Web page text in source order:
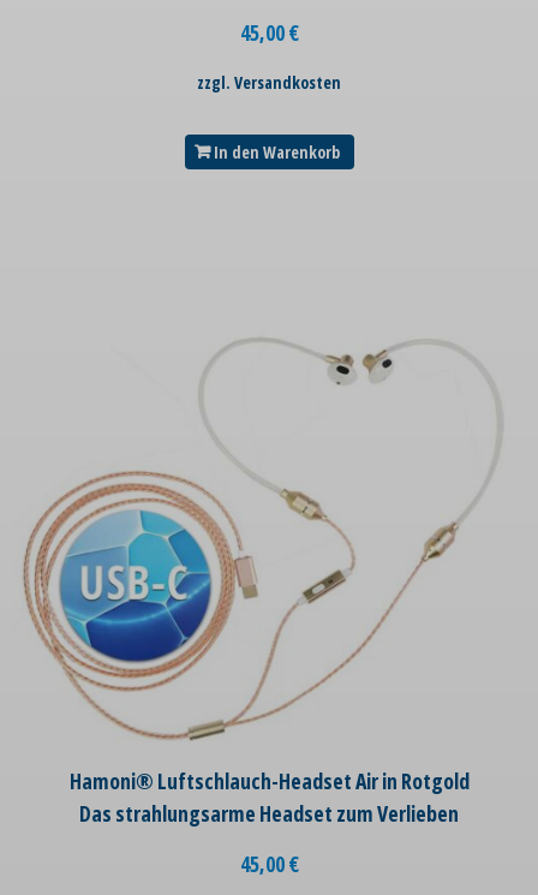
45,00€
zzgl. Versandkosten
In den Warenkorb
Hamoni® Luftschlauch-Headset Air in Rotgold
Das strahlungsarme Headset zum Verlieben
45,00€